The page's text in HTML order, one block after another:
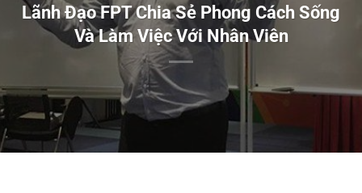
Lãnh Đạo FPT Chia Sẻ Phong Cách Sống
Và Làm Việc Với Nhân Viên